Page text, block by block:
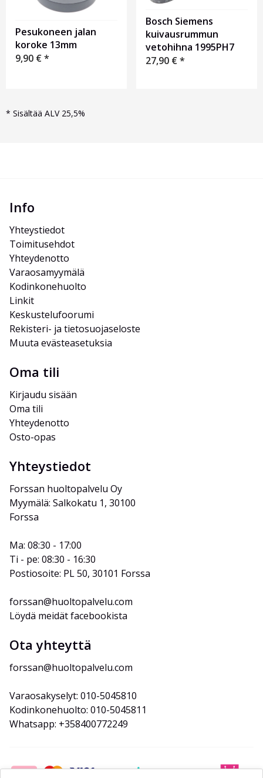
Pesukoneen jalan
koroke 13mm
9,90 €*
Bosch Siemens
kuivausrummun
vetohihna 1995PH7
27,90 €*
* Sisältää ALV 25,5%
Info
Yhteystiedot
Toimitusehdot
Yhteydenotto
Varaosamyymälä
Kodinkonehuolto
Linkit
Keskustelufoorumi
Rekisteri- ja tietosuojaseloste
Muuta evästeasetuksia
Oma tili
Kirjaudu sisään
Oma tili
Yhteydenotto
Osto-opas
Yhteystiedot
Forssan huoltopalvelu Oy
Myymälä: Salkokatu 1, 30100
Forssa
Ma: 08:30 - 17:00
Ti - pe: 08:30 - 16:30
Postiosoite: PL 50, 30101 Forssa
forssan@huoltopalvelu.com
Löydä meidät facebookista
Ota yhteyttä
forssan@huoltopalvelu.com
Varaosakyselyt: 010-5045810
Kodinkonehuolto: 010-5045811
Whatsapp: +358400772249